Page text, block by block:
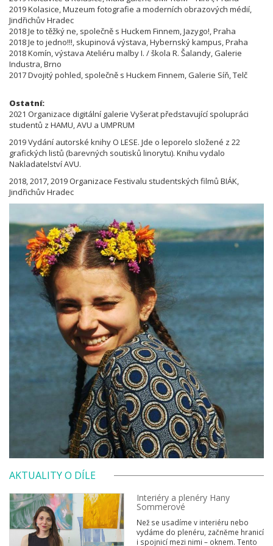
2019 Kolasice, Muzeum fotografie a moderních obrazových médií,
Jindřichův Hradec
2018 Je to těžký ne, společně s Huckem Finnem, Jazygo!, Praha
2018 Je to jedno!!!, skupinová výstava, Hybernský kampus, Praha
2018 Komín, výstava Ateliéru malby I. / škola R. Šalandy, Galerie
Industra, Brno
2017 Dvojitý pohled, společně s Huckem Finnem, Galerie Síň, Telč
Ostatní:
2021 Organizace digitální galerie Vyšerat představující spolupráci
studentů z HAMU, AVU a UMPRUM
2019 Vydání autorské knihy O LESE. Jde o leporelo složené z 22
grafických listů (barevných soutisků linorytu). Knihu vydalo
Nakladatelství AVU.
2018, 2017, 2019 Organizace Festivalu studentských filmů BIÁK,
Jindřichův Hradec
AKTUALITY O DÍLE
Interiéry a plenéry Hany
Sommerové
Než se usadíme v interiéru nebo
vydáme do plenéru, začněme hranicí
i spojnicí mezi nimi – oknem. Tento